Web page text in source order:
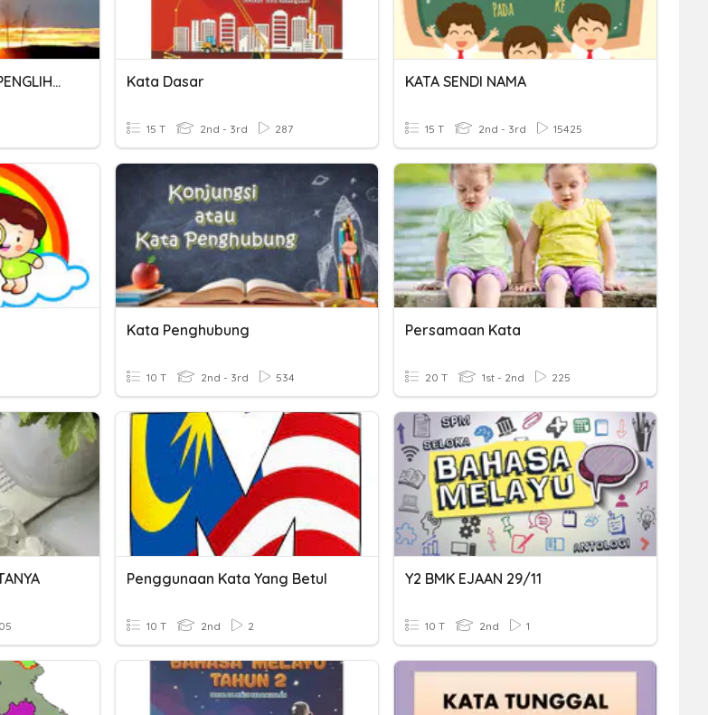
CAHAYA, WARNA DAN PENGLIHATAN Kata Dasar
15 T 2nd - 3rd 287
KATA SENDI NAMA
15 T 2nd - 3rd 15425
Kata Penghubung
10 T 2nd - 3rd 534
Persamaan Kata
20 T 1st - 2nd 225
Penggunaan Kata Yang Betul
10 T 2nd 2
Y2 BMK EJAAN 29/11
10 T 2nd 1